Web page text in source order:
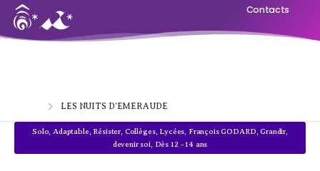
Contacts
LES NUITS D’EMERAUDE
Solo Adaptable Résister Collèges, Lycées François GODARD ,Grandir,
devenir soi
Dès 12 - 14 ans